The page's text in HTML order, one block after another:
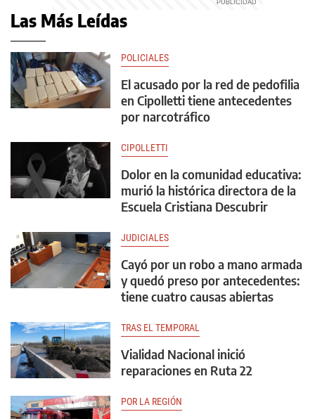
Las Más Leídas
POLICIALES
El acusado por la red de pedofilia
en Cipolletti tiene antecedentes
por narcotráfico
CIPOLLETTI
Dolor en la comunidad educativa:
murió la histórica directora de la
Escuela Cristiana Descubrir
JUDICIALES
Cayó por un robo a mano armada
y quedó preso por antecedentes:
tiene cuatro causas abiertas
TRAS EL TEMPORAL
Vialidad Nacional inició
reparaciones en Ruta 22
POR LA REGIÓN